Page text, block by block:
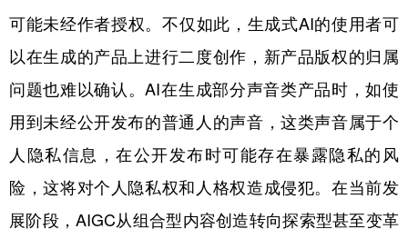
可能未经作者授权。不仅如此，生成式AI的使用者可
以在生成的产品上进行二度创作，新产品版权的归属
问题也难以确认。AI在生成部分声音类产品时，如使
用到未经公开发布的普通人的声音，这类声音属于个
人隐私信息，在公开发布时可能存在暴露隐私的风
险，这将对个人隐私权和人格权造成侵犯。在当前发
展阶段，AIGC从组合型内容创造转向探索型甚至变革